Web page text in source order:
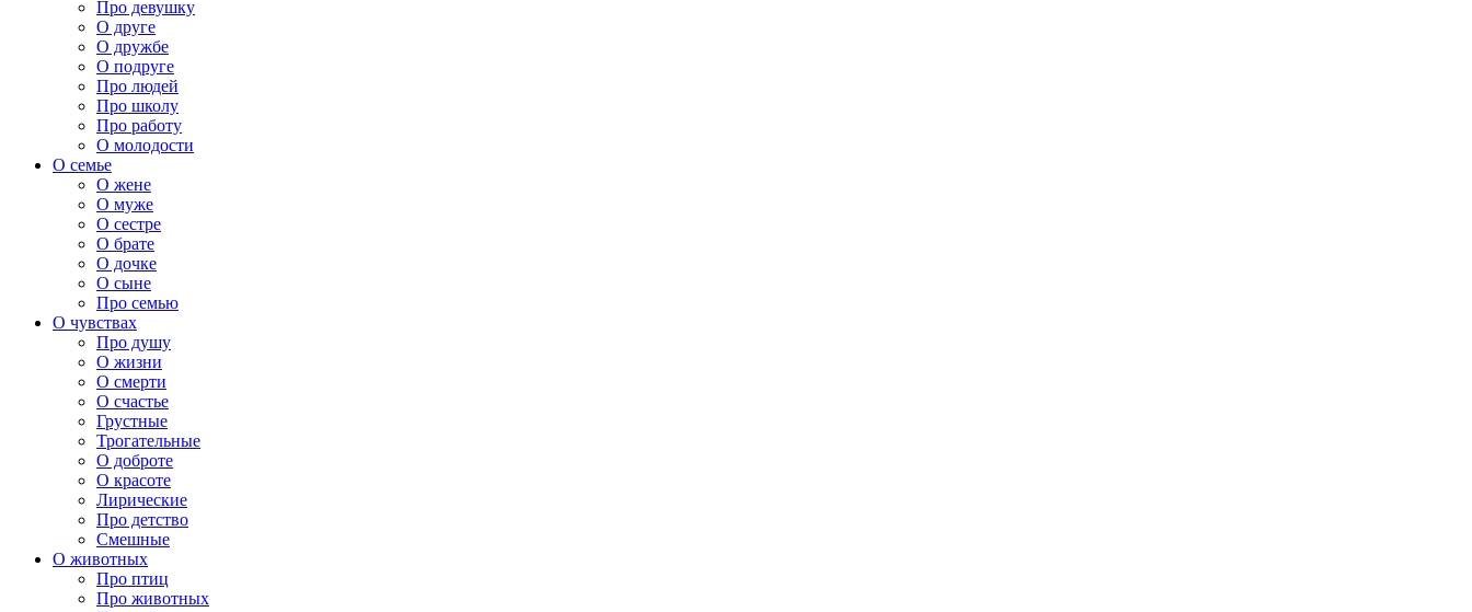
Про девушку
О друге
О дружбе
О подруге
Про людей
Про школу
Про работу
О молодости
О семье
О жене
О муже
О сестре
О брате
О дочке
О сыне
Про семью
О чувствах
Про душу
О жизни
О смерти
О счастье
Грустные
Трогательные
О доброте
О красоте
Лирические
Про детство
Смешные
О животных
Про птиц
Про животных